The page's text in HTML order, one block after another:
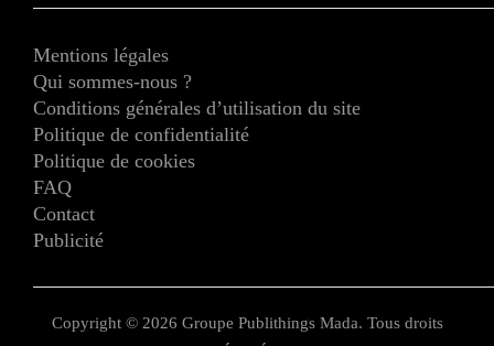
Mentions légales
Qui sommes-nous ?
Conditions générales d’utilisation du site
Politique de confidentialité
Politique de cookies
FAQ
Contact
Publicité
Copyright © 2026 Groupe Publithings Mada. Tous droits